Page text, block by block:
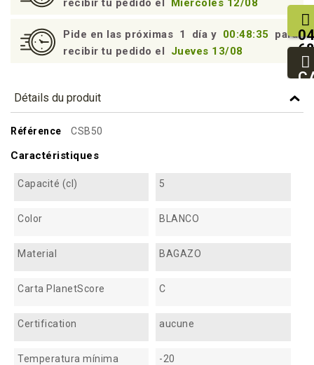
recibir tu pedido el
Miércoles 12/08
Pide en las próximas 1 día y 00:48:34
para
recibir tu pedido el
Jueves 13/08
Détails du produit
Référence CSB50
Caractéristiques
Capacité (cl) 5
Color BLANCO
Material BAGAZO
Carta PlanetScore C
Certification aucune
Temperatura mínima -20
04
68
25
93